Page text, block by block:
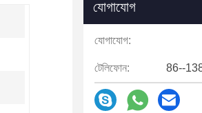
যোগাযোগ
যোগাযোগ:
টেলিফোন: 86--